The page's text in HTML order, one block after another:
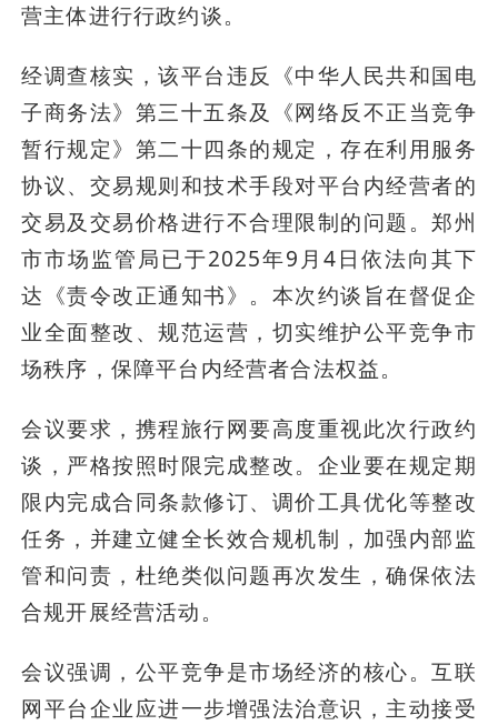
营主体进行行政约谈。
经调查核实，该平台违反《中华人民共和国电
子商务法》第三十五条及《网络反不正当竞争
暂行规定》第二十四条的规定，存在利用服务
协议、交易规则和技术手段对平台内经营者的
交易及交易价格进行不合理限制的问题。郑州
市市场监管局已于2025年9月4日依法向其下
达《责令改正通知书》。本次约谈旨在督促企
业全面整改、规范运营，切实维护公平竞争市
场秩序，保障平台内经营者合法权益。
会议要求，携程旅行网要高度重视此次行政约
谈，严格按照时限完成整改。企业要在规定期
限内完成合同条款修订、调价工具优化等整改
任务，并建立健全长效合规机制，加强内部监
管和问责，杜绝类似问题再次发生，确保依法
合规开展经营活动。
会议强调，公平竞争是市场经济的核心。互联
网平台企业应进一步增强法治意识，主动接受